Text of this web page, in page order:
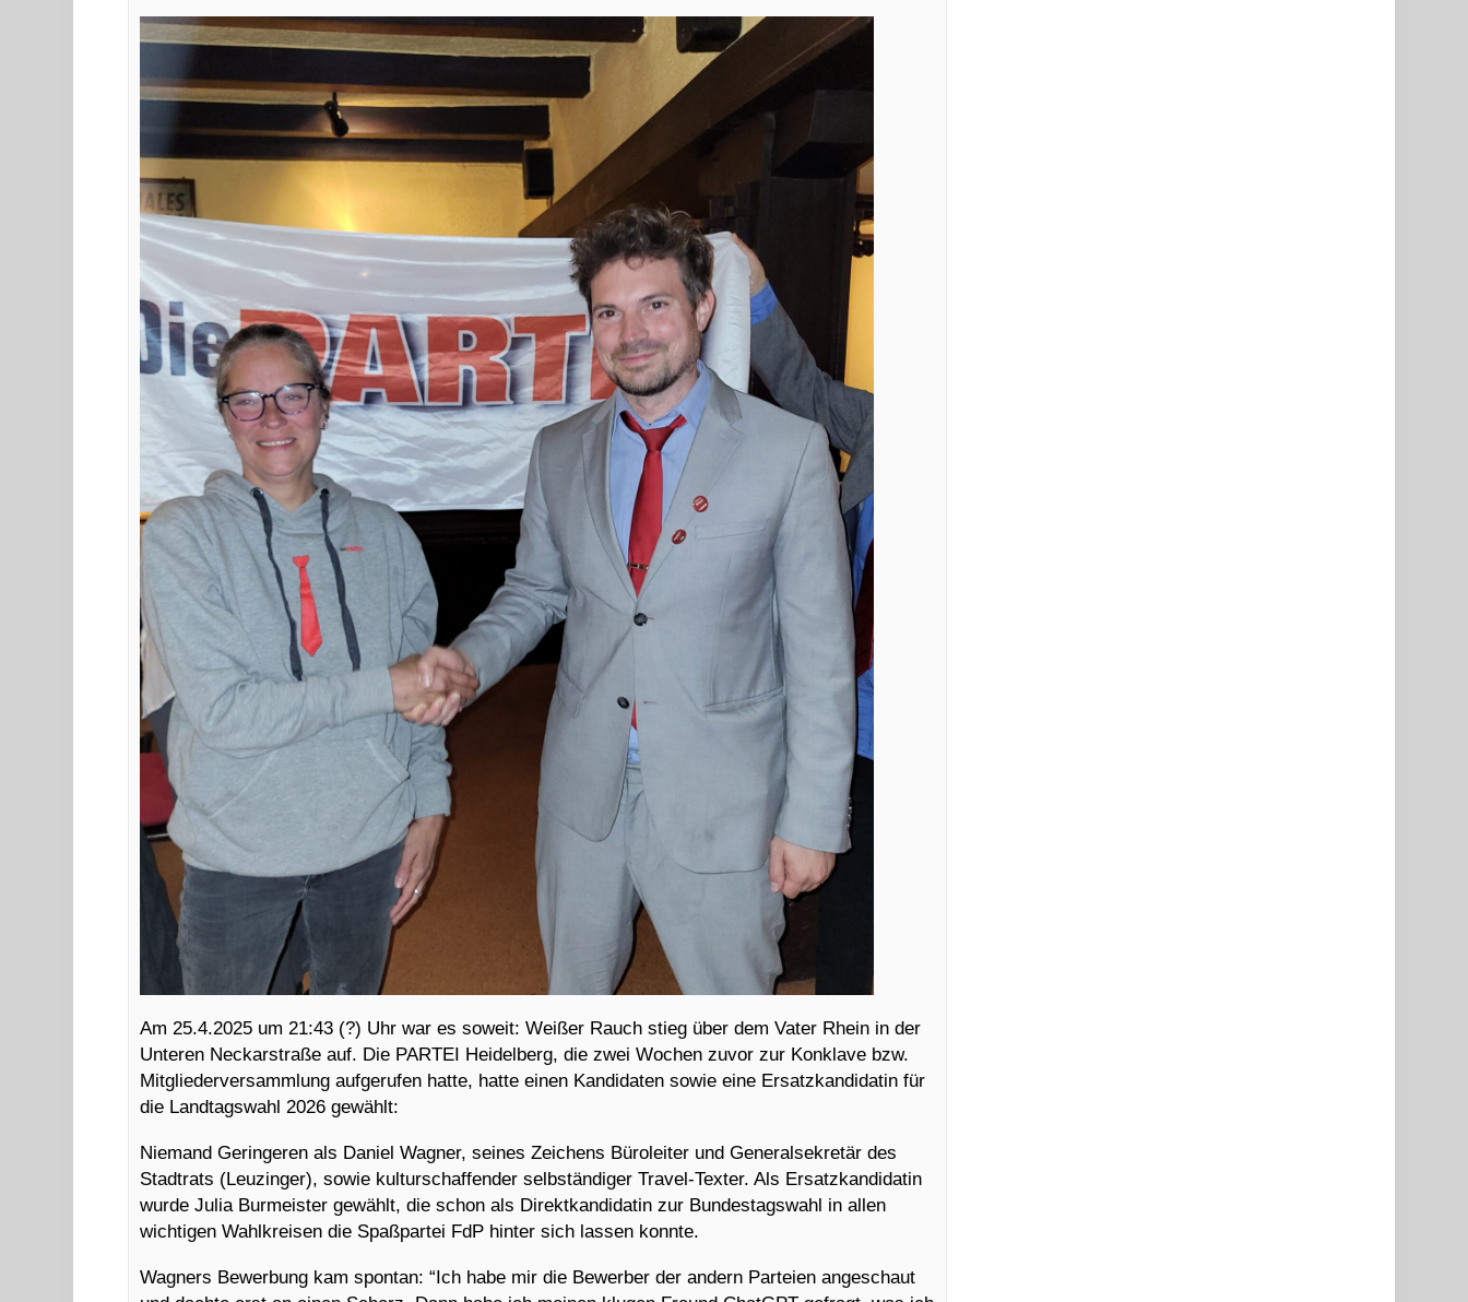
Am 25.4.2025 um 21:43 (?) Uhr war es soweit: Weißer Rauch stieg über dem Vater Rhein in der
Unteren Neckarstraße auf. Die PARTEI Heidelberg, die zwei Wochen zuvor zur Konklave bzw.
Mitgliederversammlung aufgerufen hatte, hatte einen Kandidaten sowie eine Ersatzkandidatin für
die Landtagswahl 2026 gewählt:
Niemand Geringeren als Daniel Wagner, seines Zeichens Büroleiter und Generalsekretär des
Stadtrats (Leuzinger), sowie kulturschaffender selbständiger Travel-Texter. Als Ersatzkandidatin
wurde Julia Burmeister gewählt, die schon als Direktkandidatin zur Bundestagswahl in allen
wichtigen Wahlkreisen die Spaßpartei FdP hinter sich lassen konnte.
Wagners Bewerbung kam spontan: “Ich habe mir die Bewerber der andern Parteien angeschaut